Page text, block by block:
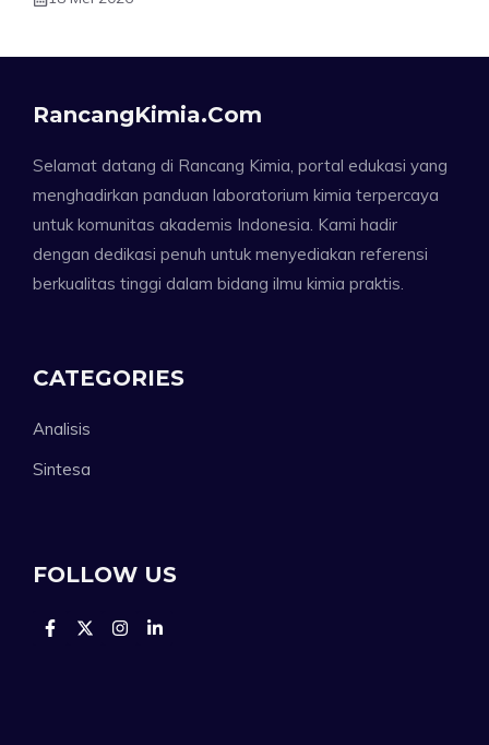
RancangKimia.com
Selamat datang di Rancang Kimia, portal edukasi yang
menghadirkan panduan laboratorium kimia terpercaya
untuk komunitas akademis Indonesia. Kami hadir
dengan dedikasi penuh untuk menyediakan referensi
berkualitas tinggi dalam bidang ilmu kimia praktis.
CATEGORIES
Analisis
Sintesa
FOLLOW US